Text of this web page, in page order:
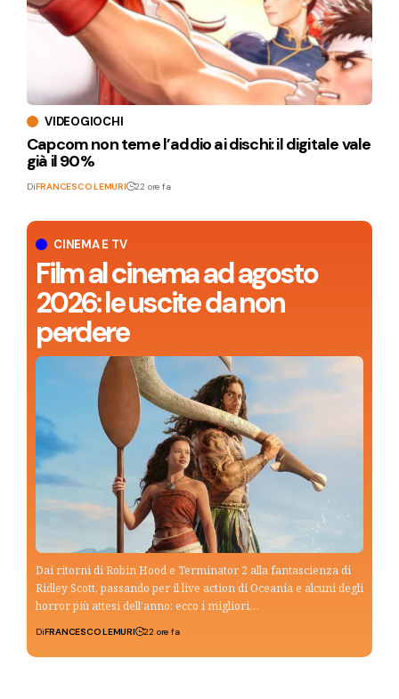
CINEMA E TV
Film al cinema ad agosto
2026: le uscite da non
perdere
Dai ritorni di Robin Hood e Terminator 2 alla fantascienza di
Ridley Scott, passando per il live action di Oceania e alcuni degli
horror più attesi dell’anno: ecco i migliori…
DiFRANCESCO LEMURI 22 ore fa
VIDEOGIOCHI
Capcom non teme l’addio ai dischi: il digitale vale
già il 90%
DiFRANCESCO LEMURI 22 ore fa